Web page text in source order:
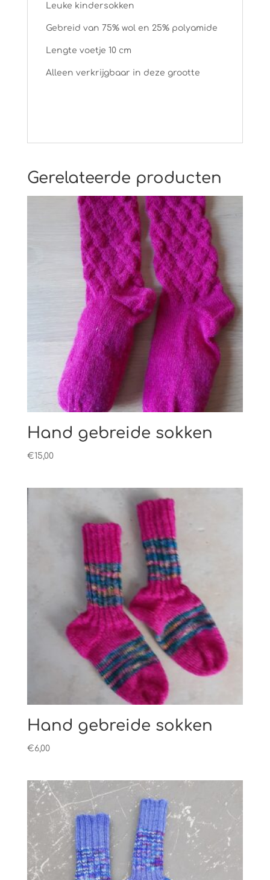
Leuke kindersokken
Gebreid van 75% wol en 25% polyamide
Lengte voetje 10 cm
Alleen verkrijgbaar in deze grootte
Gerelateerde producten
Hand gebreide sokken
€15,00
Hand gebreide sokken
€6,00